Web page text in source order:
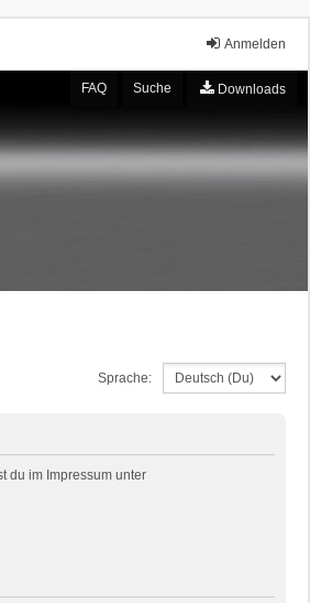
Anmelden
FAQ Suche Downloads
Sprache:
du im Impressum unter